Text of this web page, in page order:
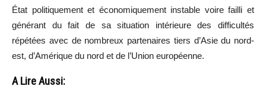
État politiquement et économiquement instable voire failli et
générant du fait de sa situation intérieure des difficultés
répétées avec de nombreux partenaires tiers d’Asie du nord-
est, d’Amérique du nord et de l’Union européenne.
A Lire Aussi: